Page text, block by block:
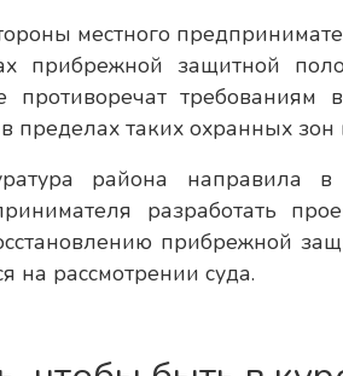
местного
прибрежной защитной
требованиям
пределах таких охранных зон
района направила в
разработать
прибрежной
на рассмотрении суда.